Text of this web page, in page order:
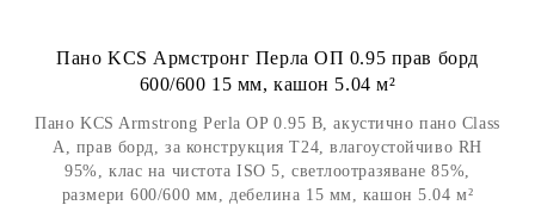
Пано KCS Армстронг Перла ОП 0.95 прав борд
600/600 15 мм, кашон 5.04 м²
Пано KCS Armstrong Perla OP 0.95 B, акустично пано Class
A, прав борд, за конструкция Т24, влагоустойчиво RH
95%, клас на чистота ISO 5, светлоотразяване 85%,
размери 600/600 мм, дебелина 15 мм, кашон 5.04 м²